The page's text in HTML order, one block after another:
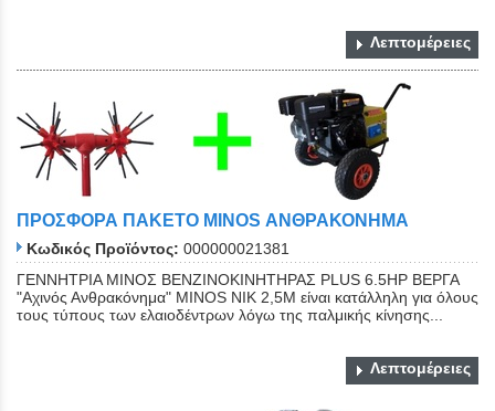
Λεπτομέρειες
ΠΡΟΣΦΟΡΑ ΠΑΚΕΤΟ ΜINOS ΑΝΘΡΑΚΟΝΗΜΑ
Κωδικός Προϊόντος: 000000021381
ΓΕΝΝΗΤΡΙΑ ΜΙΝΟΣ ΒΕΝΖΙΝΟΚΙΝΗΤΗΡΑΣ PLUS 6.5HP ΒΕΡΓΑ
"Αχινός Ανθρακόνημα" ΜΙΝΟS NIK 2,5Μ είναι κατάλληλη για όλους
τους τύπους των ελαιοδέντρων λόγω της παλμικής κίνησης...
Λεπτομέρειες